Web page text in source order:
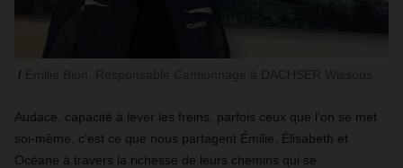
Audace, capacité à lever les freins, parfois ceux que l’on se met
soi-même, c’est ce que nous partagent Émilie, Élisabeth et
Océane à travers la richesse de leurs chemins qui se